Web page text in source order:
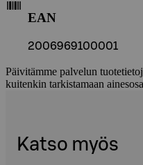
EAN
2006969100001
Päivitämme palvelun
kuitenkin tarkistamaan
Katso myös